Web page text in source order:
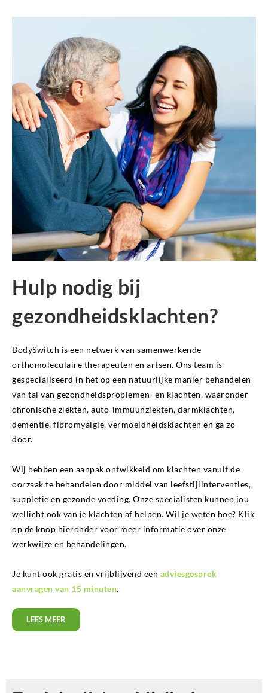
Hulp nodig bij
gezondheidsklachten?
BodySwitch is een netwerk van samenwerkende
orthomoleculaire therapeuten en artsen. Ons team is
gespecialiseerd in het op een natuurlijke manier behandelen
van tal van gezondheidsproblemen- en klachten, waaronder
chronische ziekten, auto-immuunziekten, darmklachten,
dementie, fibromyalgie, vermoeidheidsklachten en ga zo
door.
Wij hebben een aanpak ontwikkeld om klachten vanuit de
oorzaak te behandelen door middel van leefstijlinterventies,
suppletie en gezonde voeding. Onze specialisten kunnen jou
wellicht ook van je klachten af helpen. Wil je weten hoe? Klik
op de knop hieronder voor meer informatie over onze
werkwijze en behandelingen.
Je kunt ook gratis en vrijblijvend een adviesgesprek
aanvragen van 15 minuten.
LEES MEER